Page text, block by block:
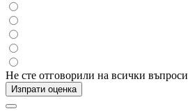
Не сте отговорили на всички въпроси
Изпрати оценка